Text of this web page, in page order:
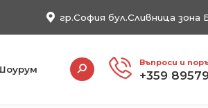
гр.София бул.Сливница зона
Search: Въпроси и
+359